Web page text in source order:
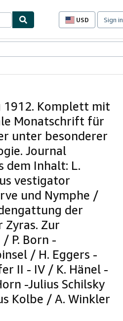
USD
Site
preferences
Sign in
1912. Komplett mit
Monatschrift für
unter besonderer
Journal
dem Inhalt: L.
vestigator
und Nymphe /
der
Zyras. Zur
P. Born -
/ H. Eggers -
II - IV / K. Hänel -
-Julius Schilsky
Kolbe / A. Winkler